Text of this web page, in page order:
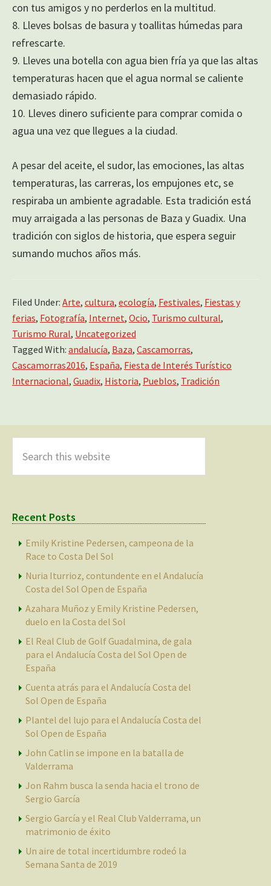
con tus amigos y no perderlos en la multitud.
8. Lleves bolsas de basura y toallitas húmedas para
refrescarte.
9. Lleves una botella con agua bien fría ya que las altas
temperaturas hacen que el agua normal se caliente
demasiado rápido.
10. Lleves dinero suficiente para comprar comida o
agua una vez que llegues a la ciudad.
A pesar del aceite, el sudor, las emociones, las altas
temperaturas, las carreras, los empujones etc, se
respiraba un ambiente agradable. Esta tradición está
muy arraigada a las personas de Baza y Guadix. Una
tradición con siglos de historia, que espera seguir
sumando muchos años más.
Filed Under: Arte, cultura, ecología, Festivales, Fiestas y
ferias, Fotografía, Internet, Ocio, Turismo cultural,
Turismo Rural, Uncategorized
Tagged With: andalucía, Baza, Cascamorras,
Cascamorras2016, España, Fiesta de Interés Turístico
Internacional, Guadix, Historia, Pueblos, Tradición
Sidebar
this
website
Recent Posts
Emily Kristine Pedersen, campeona de la
Race to Costa Del Sol
Nuria Iturrioz, contundente en el Andalucía
Costa del Sol Open de España
Azahara Muñoz y Emily Kristine Pedersen,
duelo en la Costa del Sol
El Real Club de Golf Guadalmina, de gala
para el Andalucía Costa del Sol Open de
España
Cuenta atrás para el Andalucía Costa del
Sol Open de España
Plantel del lujo para el Andalucía Costa del
Sol Open de España
John Catlin se impone en la batalla de
Valderrama
Jon Rahm busca la senda hacia el trono de
Sergio García
Sergio García y el Real Club Valderrama, un
matrimonio de éxito
Un aire de total incertidumbre rodeó la
Semana Santa de 2019